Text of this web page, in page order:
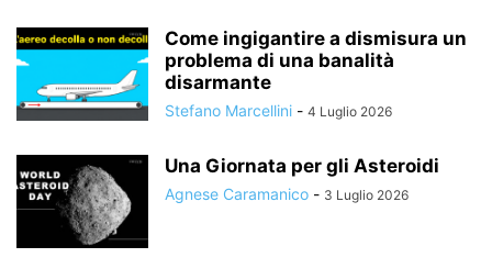
Come ingigantire a dismisura un
problema di una banalità
disarmante
Stefano Marcellini - 4 Luglio 2026
Una Giornata per gli Asteroidi
Agnese Caramanico - 3 Luglio 2026